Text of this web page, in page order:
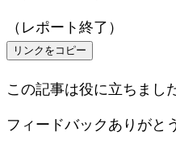
（レポート終了）
リンクをコピー
この記事は役に立ちまし
フィードバックありがと